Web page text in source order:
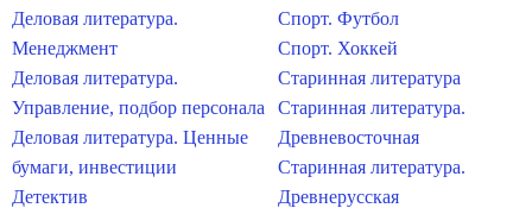
Деловая литература.
Менеджмент
Деловая литература.
Управление, подбор персонала
Деловая литература. Ценные
бумаги, инвестиции
Детектив
Спорт. Футбол
Спорт. Хоккей
Старинная литература
Старинная литература.
Древневосточная
Старинная литература.
Древнерусская